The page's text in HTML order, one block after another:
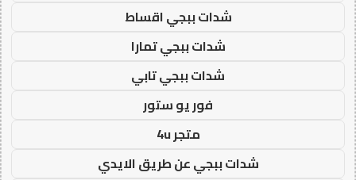
شدات ببجي اقساط
شدات ببجي تمارا
شدات ببجي تابي
فور يو ستور
متجر 4u
شدات ببجي عن طريق الايدي